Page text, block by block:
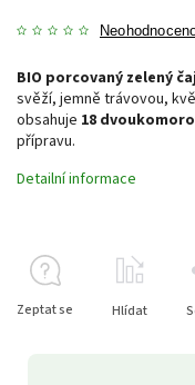
BIO porcovaný zelený
svěží, jemně trávovou,
obsahuje 18
přípravu.
Detailní informace
Zeptat se Hlídat